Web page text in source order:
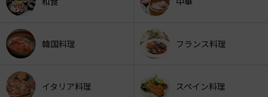
韓国料理 フランス料理
イタリア料理 スペイン料理